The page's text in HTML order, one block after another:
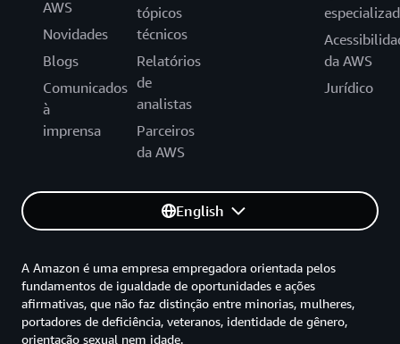
AWS
Novidades
Blogs
Comunicados
à
imprensa
tópicos
técnicos
Relatórios
de
analistas
Parceiros
da AWS
da AWS
Jurídico
English
A Amazon é uma empresa empregadora orientada pelos
fundamentos de igualdade de oportunidades e ações
afirmativas, que não faz distinção entre minorias, mulheres,
portadores de deficiência, veteranos, identidade de gênero,
orientação sexual nem idade.